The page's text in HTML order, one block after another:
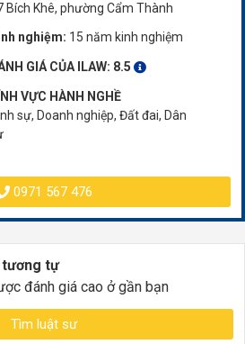
Bích Khê, phường Cẩm Thành
nghiệm: 15 năm kinh nghiệm
GIÁ CỦA ILAW: 8.5
VỰC HÀNH NGHỀ
sự, Doanh nghiệp, Đất đai, Dân
0971 567 476
tự
đánh giá cao ở gần bạn
Tìm luật sư